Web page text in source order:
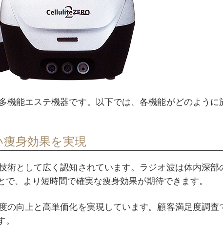
能エステ機器です。以下では、各機能がどのように
身効果を実現
として広く認知されています。ラジオ波は体内深部
、より短時間で確実な痩身効果が期待できます。
向上と高単価化を実現しています。顧客満足度調査